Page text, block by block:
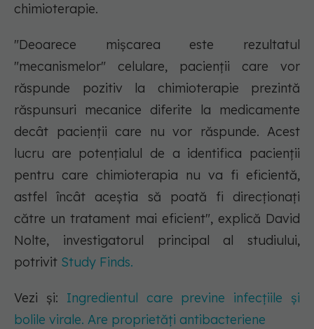
chimioterapie.
"Deoarece mișcarea este rezultatul
"mecanismelor" celulare, pacienții care vor
răspunde pozitiv la chimioterapie prezintă
răspunsuri mecanice diferite la medicamente
decât pacienții care nu vor răspunde. Acest
lucru are potențialul de a identifica pacienții
pentru care chimioterapia nu va fi eficientă,
astfel încât aceștia să poată fi direcționați
către un tratament mai eficient", explică David
Nolte, investigatorul principal al studiului,
potrivit Study Finds.
Vezi și: Ingredientul care previne infecțiile și
bolile virale. Are proprietăți antibacteriene